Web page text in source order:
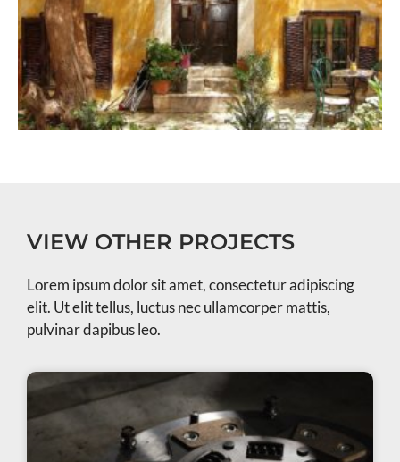
VIEW OTHER PROJECTS
Lorem ipsum dolor sit amet, consectetur adipiscing
elit. Ut elit tellus, luctus nec ullamcorper mattis,
pulvinar dapibus leo.